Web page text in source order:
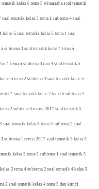
kelas 6 tema 5 wirausaha soal tematik
tematik kelas 5 tema 1 subtema 4 soal
5 soal tematik kelas 5 tema 1 soal
subtema 3 soal tematik kelas 1 tema 5
1 tema 5 subtema 3 dan 4 soal tematik 5
5 tema 2 subtema 4 soal tematik kelas 5
1 soal tematik kelas 2 tema 5 subtema 4
2 subtema 3 revisi 2017 soal tematik 5
tematik kelas 5 tema 3 subtema 2 soal
subtema 1 revisi 2017 soal tematik 3 kelas 5
kelas 3 tema 5 subtema 1 soal tematik 5
5 tema 4 subtema 2 soal tematik 4 kelas 5
2 soal tematik kelas 4 tema 5 dan kunci